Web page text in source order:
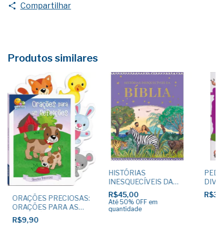
Compartilhar
Produtos similares
ORAÇÕES PRECIOSAS:
ORAÇÕES PARA AS
REFEIÇÕES
R$9,90
HISTÓRIAS
INESQUECÍVEIS DA
BÍBLIA
R$45,00
Até 50% OFF em
quantidade
Borja